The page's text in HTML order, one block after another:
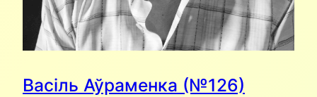
Васіль Аўраменка (№126)